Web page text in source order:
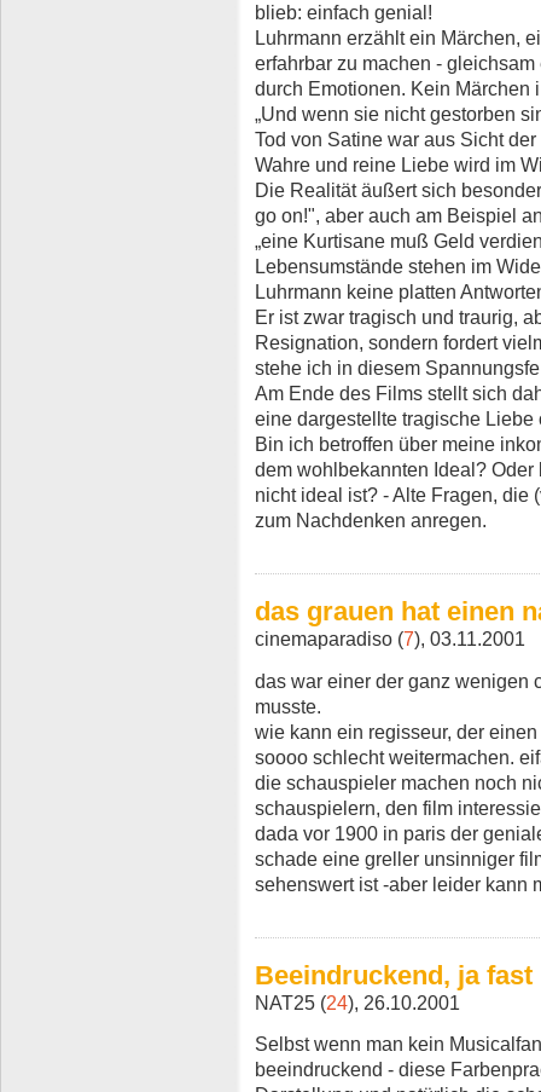
blieb: einfach genial!
Luhrmann erzählt ein Märchen,
erfahrbar zu machen -
durch Emotionen. Kein Märchen
„Und wenn sie nicht gestorben
Tod von Satine war aus Sicht
Wahre und reine Liebe wird im
Die Realität äußert sich
go on!", aber auch am Beispiel
„eine Kurtisane muß Geld
Lebensumstände stehen im
Luhrmann keine platten
Er ist zwar tragisch und traurig,
Resignation, sondern fordert
stehe ich in diesem
Am Ende des Films stellt sich
eine dargestellte tragische
Bin ich betroffen über meine
dem wohlbekannten Ideal?
nicht ideal ist? - Alte Fragen, die
zum Nachdenken anregen.
das grauen hat einen
cinemaparadiso (7), 03.11.2001
das war einer der ganz wenigen
musste.
wie kann ein regisseur, der
soooo schlecht weitermachen.
die schauspieler machen noch
schauspielern, den film
dada vor 1900 in paris der
schade eine greller unsinniger
sehenswert ist -aber leider kann
Beeindruckend, ja
NAT25 (24), 26.10.2001
Selbst wenn man kein
beeindruckend - diese